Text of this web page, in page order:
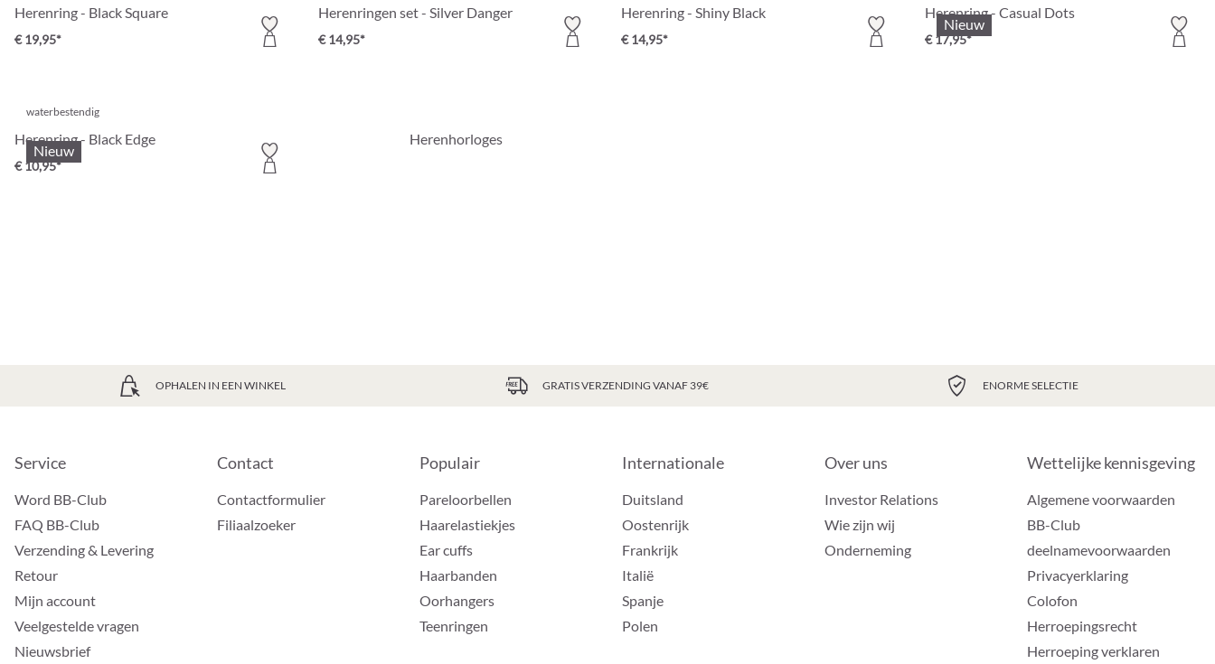
Herenring - Black Square
€ 19,95*
Herenringen set - Silver Danger
€ 14,95*
Herenring - Shiny Black
€ 14,95*
Nieuw
Herenring - Casual Dots
€ 17,95*
Nieuw
waterbestendig
Herenring - Black Edge
€ 10,95*
Herenhorloges
OPHALEN IN EEN WINKEL GRATIS VERZENDING VANAF 39€ ENORME SELECTIE
Service
Word BB-Club
FAQ BB-Club
Verzending & Levering
Retour
Mijn account
Veelgestelde vragen
Nieuwsbrief
Contact
Contactformulier
Filiaalzoeker
Populair
Pareloorbellen
Haarelastiekjes
Ear cuffs
Haarbanden
Oorhangers
Teenringen
Internationale
Duitsland
Oostenrijk
Frankrijk
Italië
Spanje
Polen
Over uns
Investor Relations
Wie zijn wij
Onderneming
Wettelijke kennisgeving
Algemene voorwaarden
BB-Club
deelnamevoorwaarden
Privacyerklaring
Colofon
Herroepingsrecht
Herroeping verklaren